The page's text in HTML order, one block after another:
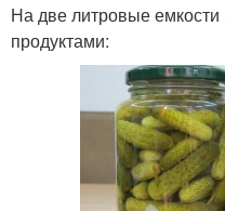
На две литровые емкости
продуктами: